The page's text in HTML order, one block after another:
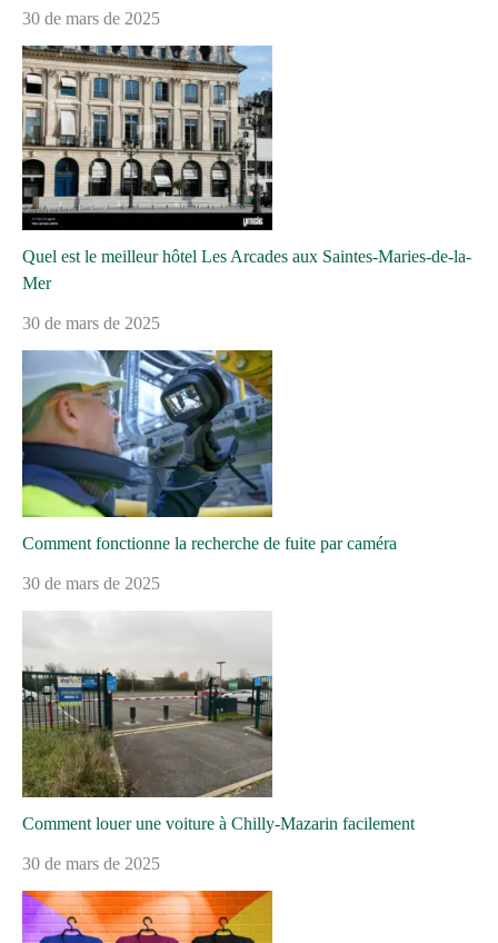
30 de mars de 2025
Quel est le meilleur hôtel Les Arcades aux Saintes-Maries-de-la-
Mer
30 de mars de 2025
Comment fonctionne la recherche de fuite par caméra
30 de mars de 2025
Comment louer une voiture à Chilly-Mazarin facilement
30 de mars de 2025